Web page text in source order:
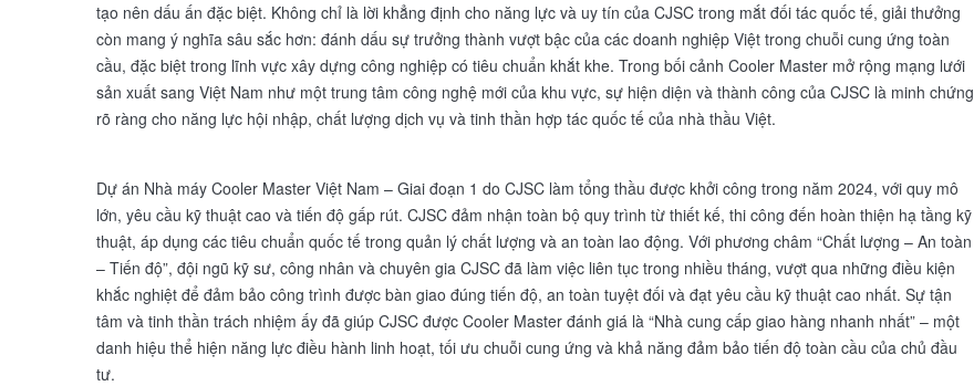
tạo nên dấu ấn đặc biệt. Không chỉ là lời khẳng định cho năng lực và uy tín của CJSC trong mắt đối tác quốc tế, giải thưởng
còn mang ý nghĩa sâu sắc hơn: đánh dấu sự trưởng thành vượt bậc của các doanh nghiệp Việt trong chuỗi cung ứng toàn
cầu, đặc biệt trong lĩnh vực xây dựng công nghiệp có tiêu chuẩn khắt khe. Trong bối cảnh Cooler Master mở rộng mạng lưới
sản xuất sang Việt Nam như một trung tâm công nghệ mới của khu vực, sự hiện diện và thành công của CJSC là minh chứng
rõ ràng cho năng lực hội nhập, chất lượng dịch vụ và tinh thần hợp tác quốc tế của nhà thầu Việt.
Dự án Nhà máy Cooler Master Việt Nam – Giai đoạn 1 do CJSC làm tổng thầu được khởi công trong năm 2024, với quy mô
lớn, yêu cầu kỹ thuật cao và tiến độ gấp rút. CJSC đảm nhận toàn bộ quy trình từ thiết kế, thi công đến hoàn thiện hạ tầng kỹ
thuật, áp dụng các tiêu chuẩn quốc tế trong quản lý chất lượng và an toàn lao động. Với phương châm “Chất lượng – An toàn
– Tiến độ”, đội ngũ kỹ sư, công nhân và chuyên gia CJSC đã làm việc liên tục trong nhiều tháng, vượt qua những điều kiện
khắc nghiệt để đảm bảo công trình được bàn giao đúng tiến độ, an toàn tuyệt đối và đạt yêu cầu kỹ thuật cao nhất. Sự tận
tâm và tinh thần trách nhiệm ấy đã giúp CJSC được Cooler Master đánh giá là “Nhà cung cấp giao hàng nhanh nhất” – một
danh hiệu thể hiện năng lực điều hành linh hoạt, tối ưu chuỗi cung ứng và khả năng đảm bảo tiến độ toàn cầu của chủ đầu
tư.